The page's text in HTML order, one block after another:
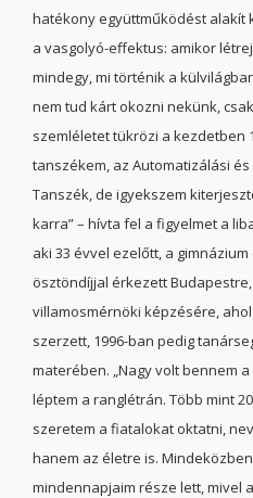
hatékony együttműködést alakít
a vasgolyó-effektus: amikor
mindegy, mi történik a
nem tud kárt okozni nekünk,
szemléletet tükrözi a kezdetben
tanszékem, az Automatizálási
Tanszék, de igyekszem
karra” – hívta fel a figyelmet a
aki 33 évvel ezelőtt, a
ösztöndíjjal érkezett
villamosmérnöki képzésére,
szerzett, 1996-ban pedig
materében. „Nagy volt bennem
léptem a ranglétrán. Több mint
szeretem a fiatalokat oktatni,
hanem az életre is.
mindennapjaim része lett, mivel